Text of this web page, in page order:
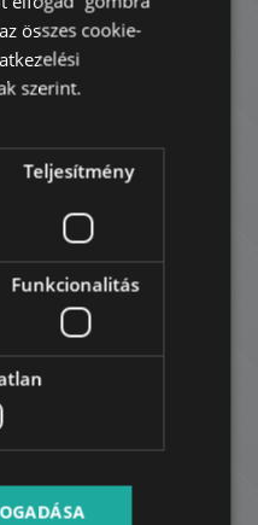
A KEDVENCEKHEZ
FRENCH
ARABIC
összes cookie-
szerint.
Teljesítmény
Funkcionalitás